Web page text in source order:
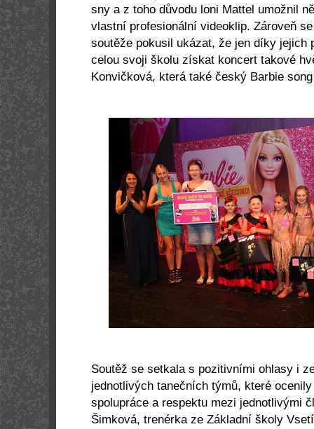
sny a z toho důvodu loni Mattel umožnil
vlastní profesionální videoklip. Zároveň
soutěže pokusil ukázat, že jen díky jejich
celou svoji školu získat koncert takové
Konvičková, která také český Barbie
Soutěž se setkala s pozitivními ohlasy i
jednotlivých tanečních týmů, které
spolupráce a respektu mezi jednotlivými
Šimková, trenérka ze Základní školy